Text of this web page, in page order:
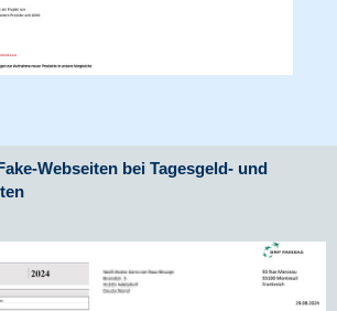
Webseiten bei Tagesgeld- und